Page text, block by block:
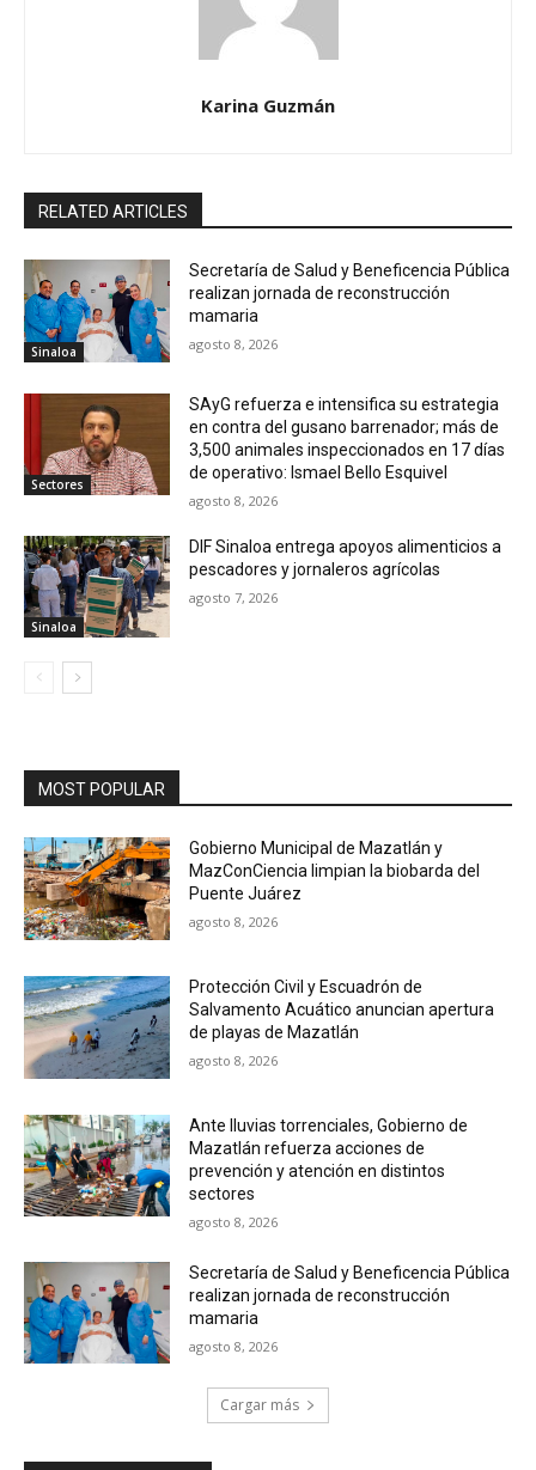
Karina Guzmán
RELATED ARTICLES
Sinaloa
Secretaría de Salud y Beneficencia Pública
realizan jornada de reconstrucción
mamaria
agosto 8, 2026
Sectores
SAyG refuerza e intensifica su estrategia
en contra del gusano barrenador; más de
3,500 animales inspeccionados en 17 días
de operativo: Ismael Bello Esquivel
agosto 8, 2026
Sinaloa
DIF Sinaloa entrega apoyos alimenticios a
pescadores y jornaleros agrícolas
agosto 7, 2026
MOST POPULAR
Gobierno Municipal de Mazatlán y
MazConCiencia limpian la biobarda del
Puente Juárez
agosto 8, 2026
Protección Civil y Escuadrón de
Salvamento Acuático anuncian apertura
de playas de Mazatlán
agosto 8, 2026
Ante lluvias torrenciales, Gobierno de
Mazatlán refuerza acciones de
prevención y atención en distintos
sectores
agosto 8, 2026
Secretaría de Salud y Beneficencia Pública
realizan jornada de reconstrucción
mamaria
agosto 8, 2026
Cargar más